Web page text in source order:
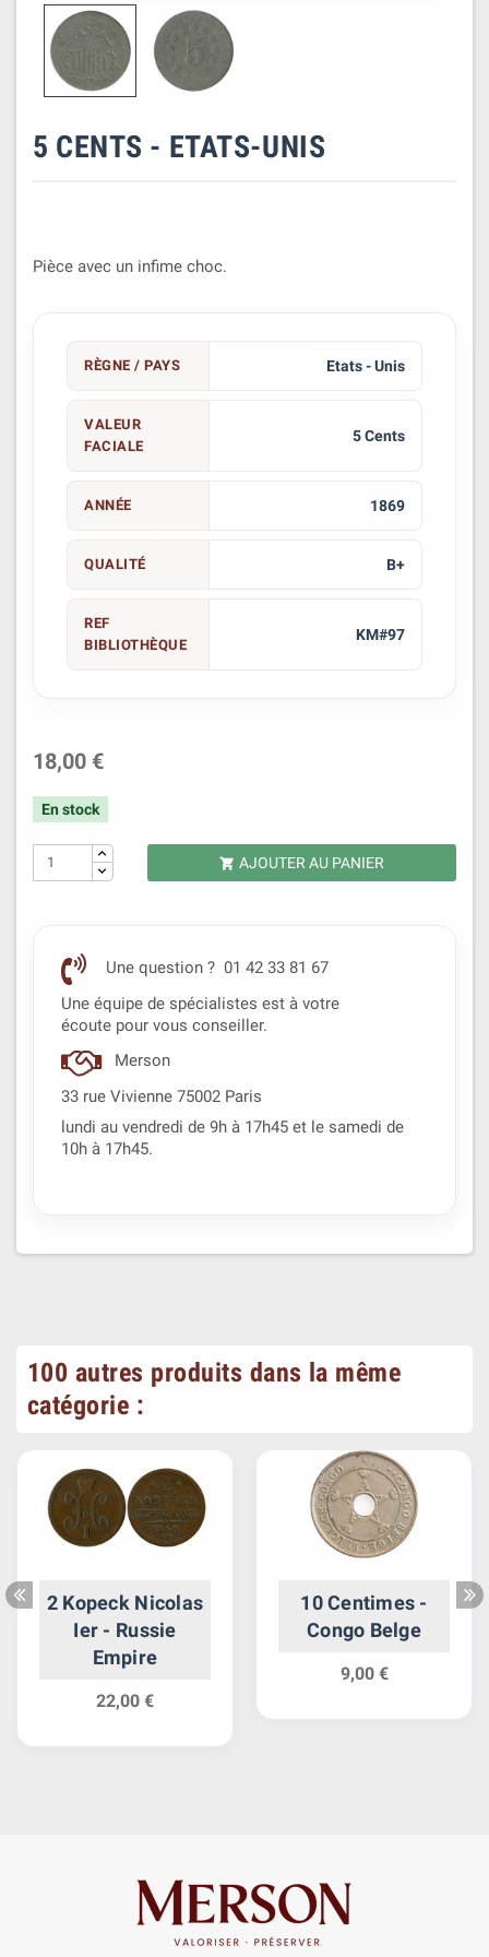
5 CENTS - ETATS-UNIS
Pièce avec un infime choc.
RÈGNE / PAYS Etats - Unis
VALEUR
FACIALE
5 Cents
ANNÉE 1869
QUALITÉ B+
REF
BIBLIOTHÈQUE
KM#97
18,00 €
En stock
 AJOUTER AU PANIER
Une question ? 01 42 33 81 67
Une équipe de spécialistes est à votre
écoute pour vous conseiller.
Merson
33 rue Vivienne 75002 Paris
lundi au vendredi de 9h à 17h45 et le samedi de
10h à 17h45.
100 autres produits dans la même
catégorie :
2 Kopeck Nicolas
Ier - Russie
Empire
22,00 €
10 Centimes -
Congo Belge
9,00 €